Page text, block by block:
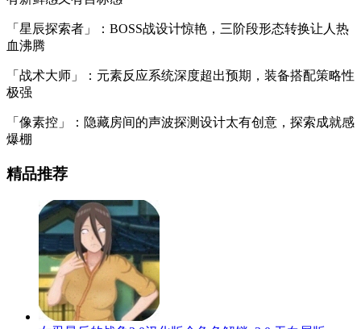
「星辰探索者」：BOSS战设计惊艳，三阶段形态转换让人热
血沸腾
「战术大师」：元素反应系统深度超出预期，装备搭配策略性
极强
「像素控」：隐藏房间的声波探测设计太有创意，探索成就感
爆棚
精品推荐